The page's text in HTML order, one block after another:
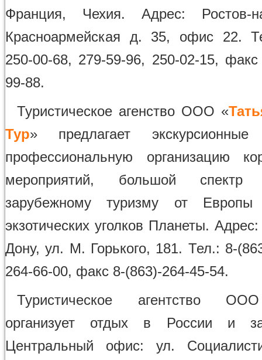
Франция, Чехия. Адрес: Ростов-
Красноармейская д. 35, офис 22.
250-00-68, 279-59-96, 250-02-15,
99-88.
Туристическое агенство ООО «
Тур» предлагает
профессиональную организацию
мероприятий, большой
зарубежному туризму от
экзотических уголков Планеты. Адрес:
Дону, ул. М. Горького, 181. Тел.: 8-
264-66-00, факс 8-(863)-264-45-54.
Туристическое агентство
организует отдых в России и
Центральный офис: ул.